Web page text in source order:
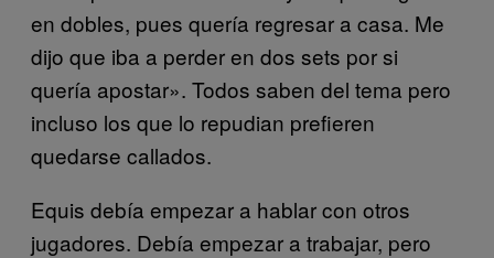
en dobles, pues quería regresar a casa. Me
dijo que iba a perder en dos sets por si
quería apostar». Todos saben del tema pero
incluso los que lo repudian prefieren
quedarse callados.
Equis debía empezar a hablar con otros
jugadores. Debía empezar a trabajar, pero